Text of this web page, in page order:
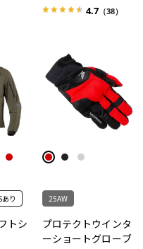
4.7（38）
あり
トシ
25AW
プロテクトウインタ
ーショートグローブ